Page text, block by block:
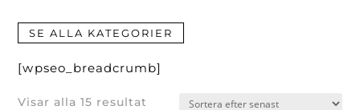
SE ALLA KATEGORIER
[wpseo_breadcrumb]
Visar alla 15 resultat Sortera